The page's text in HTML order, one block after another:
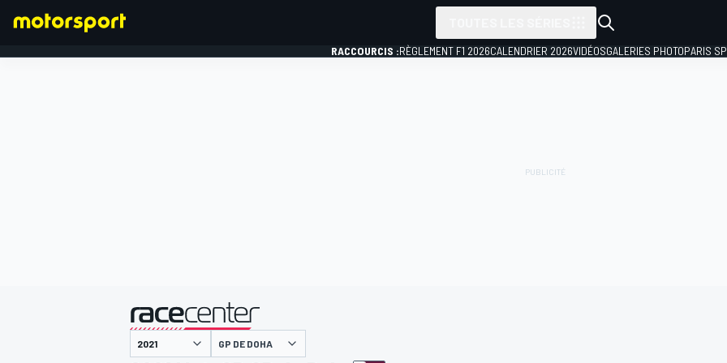
RACCOURCIS :RÈGLEMENT F1 2026CALENDRIER 2026VIDÉOSGALERIES PHOTOPARIS
présenté par
GP DE DOHA